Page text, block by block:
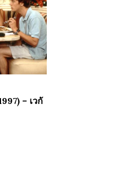
–
เวกั
ส
เวเคชั่น
– เวกั